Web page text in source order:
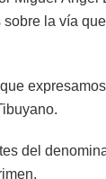
la vía
del